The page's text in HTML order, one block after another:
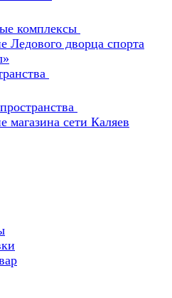
комплексы
Ледового дворца спорта
магазина сети Каляев